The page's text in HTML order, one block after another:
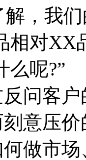
，我们
对XX
么呢?”
客户
意压
做市